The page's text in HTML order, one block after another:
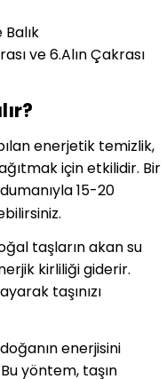
ve 6.Alın Çakrası
enerjetik temizlik,
için etkilidir. Bir
15-20
taşların akan su
kirliliği giderir.
taşınızı
enerjisini
yöntem, taşın